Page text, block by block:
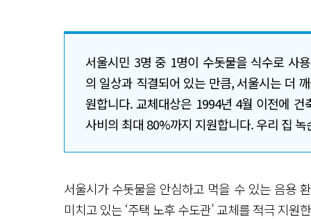
서울시민 3명 중 1명이 수돗물을 식수로 사
의 일상과 직결되어 있는 만큼, 서울시는 더
원합니다. 교체대상은 1994년 4월 이전에
사비의 최대 80%까지 지원합니다. 우리 집
서울시가 수돗물을 안심하고 먹을 수 있는 음용
미치고 있는 ‘주택 노후 수도관’ 교체를 적극 지원